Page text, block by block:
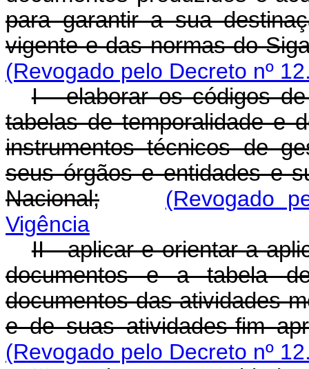
para garantir a sua
vigente e das normas do
(Revogado pelo Decreto nº
I - elaborar os códigos
tabelas de temporalidade e
instrumentos técnicos de
seus órgãos e entidades e
Nacional;
(Revogado
Vigência
II - aplicar e orientar a
documentos e a tabela
documentos das atividades-
e de suas atividades-fim
(Revogado pelo Decreto nº